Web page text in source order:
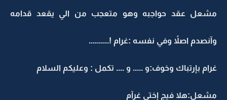
مشعل عقد حواجبه وهو متعجب من الي يقعد قدامه
وآنصدم اصلاً وفي نفسه :غرام !..........
غرام بإرتباك وخوف:و ..... و .... تكمل : وعليكم السلام
مشعل:هلا فيج إختي غرآم